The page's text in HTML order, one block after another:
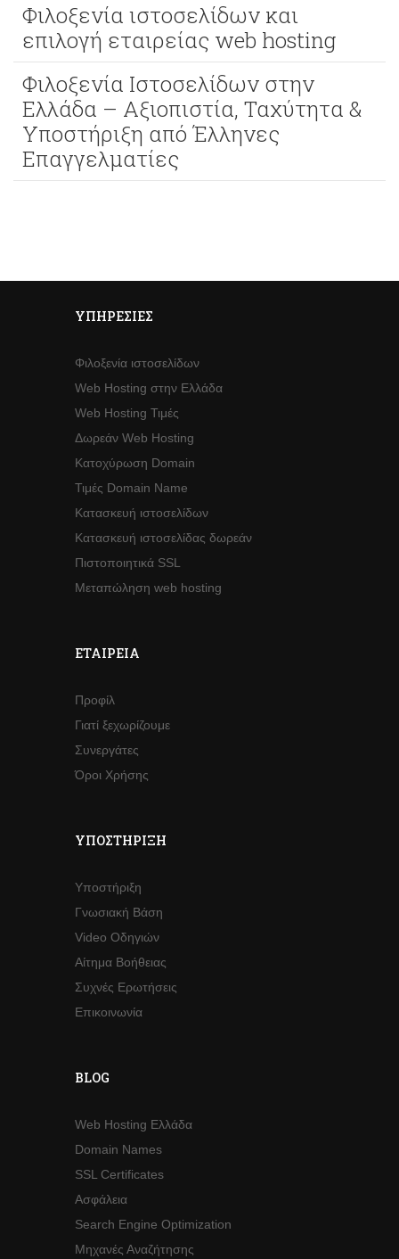
Φιλοξενία ιστοσελίδων και
επιλογή εταιρείας web hosting
Φιλοξενία Ιστοσελίδων στην
Ελλάδα – Αξιοπιστία, Ταχύτητα &
Υποστήριξη από Έλληνες
Επαγγελματίες
ΥΠΗΡΕΣΊΕΣ
Φιλοξενία ιστοσελίδων
Web Hosting στην Ελλάδα
Web Hosting Τιμές
Δωρεάν Web Hosting
Κατοχύρωση Domain
Τιμές Domain Name
Κατασκευή ιστοσελίδων
Κατασκευή ιστοσελίδας δωρεάν
Πιστοποιητικά SSL
Μεταπώληση web hosting
ΕΤΑΙΡΕΊΑ
Προφίλ
Γιατί ξεχωρίζουμε
Συνεργάτες
Όροι Χρήσης
ΥΠΟΣΤΉΡΙΞΗ
Υποστήριξη
Γνωσιακή Βάση
Video Οδηγιών
Αίτημα Βοήθειας
Συχνές Ερωτήσεις
Επικοινωνία
BLOG
Web Hosting Ελλάδα
Domain Names
SSL Certificates
Ασφάλεια
Search Engine Optimization
Μηχανές Αναζήτησης